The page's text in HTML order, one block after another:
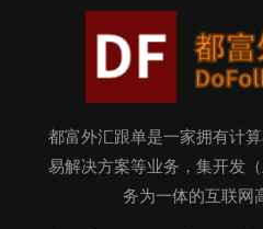
都富外汇跟单是一家拥有计
易解决方案等业务，集开发
务为一体的互联网